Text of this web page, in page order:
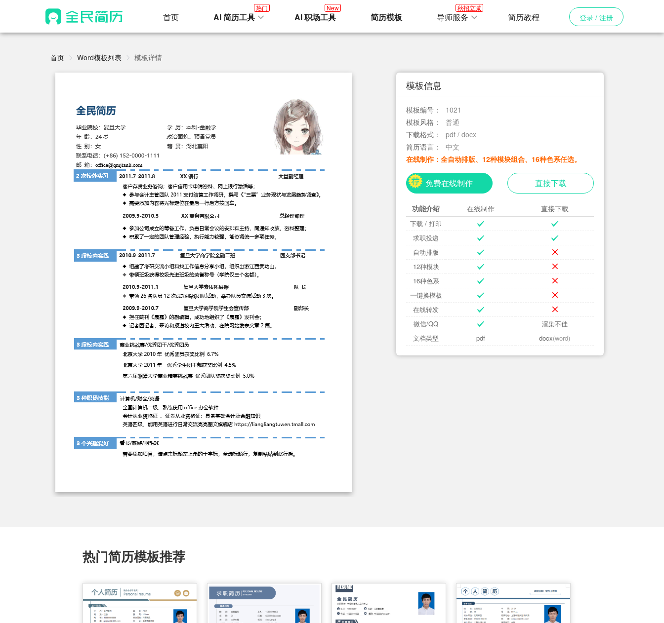
首页 AI 简历工具
热门
AI 职场工具
New
简历模板 导师服务
秋招立减
简历教程 登录 / 注册
首页 Word模板列表 模板详情
模板信息
模板编号：
1021
模板风格：
普通
下载格式：
pdf / docx
简历语言：
中文
在线制作：全自动排版、12种模块组合、16种色系任选。
免费在线制作 直接下载
功能介绍 在线制作 直接下载
下载 / 打印
求职投递
自动排版
12种模块
16种色系
一键换模板
在线转发
微信/QQ
渲染不佳
文档类型
pdf docx(word)
热门简历模板推荐